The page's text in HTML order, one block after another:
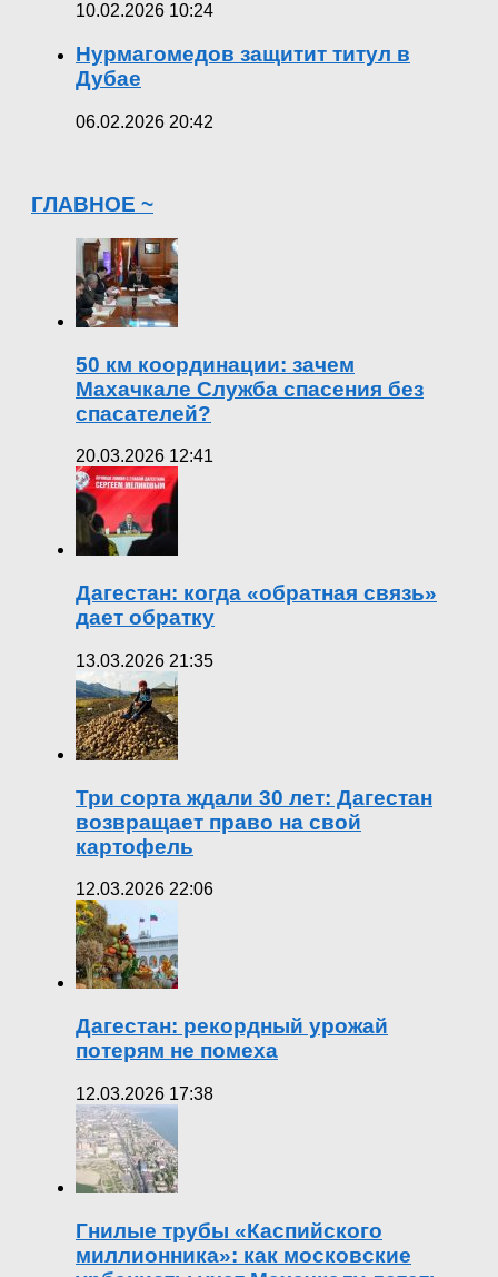
10.02.2026 10:24
Нурмагомедов защитит титул в
Дубае
06.02.2026 20:42
ГЛАВНОЕ ~
50 км координации: зачем
Махачкале Служба спасения без
спасателей?
20.03.2026 12:41
Дагестан: когда «обратная связь»
дает обратку
13.03.2026 21:35
Три сорта ждали 30 лет: Дагестан
возвращает право на свой
картофель
12.03.2026 22:06
Дагестан: рекордный урожай
потерям не помеха
12.03.2026 17:38
Гнилые трубы «Каспийского
миллионника»: как московские